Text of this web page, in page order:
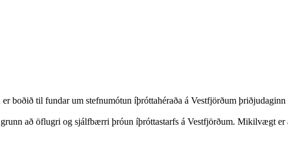
boðið til fundar um stefnumótun íþróttahéraða á Vestfjörðum
að öflugri og sjálfbærri þróun íþróttastarfs á Vestfjörðum. Mikilvægt